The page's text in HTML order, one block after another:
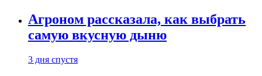
Агроном рассказала, как выбрать
самую вкусную дыню
3 дня спустя